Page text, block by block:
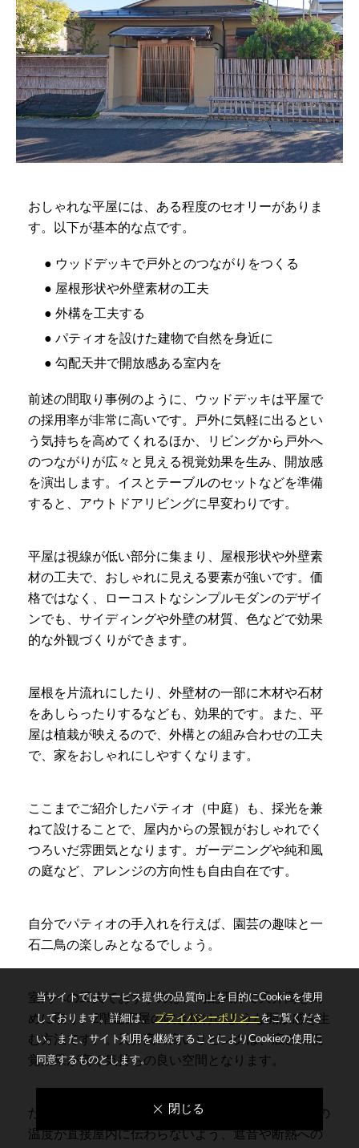
おしゃれな平屋には、ある程度のセオリーがありま
す。以下が基本的な点です。
● ウッドデッキで戸外とのつながりをつくる
● 屋根形状や外壁素材の工夫
● 外構を工夫する
● パティオを設けた建物で自然を身近に
● 勾配天井で開放感ある室内を
前述の間取り事例のように、ウッドデッキは平屋で
の採用率が非常に高いです。戸外に気軽に出るとい
う気持ちを高めてくれるほか、リビングから戸外へ
のつながりが広々と見える視覚効果を生み、開放感
を演出します。イスとテーブルのセットなどを準備
すると、アウトドアリビングに早変わりです。
平屋は視線が低い部分に集まり、屋根形状や外壁素
材の工夫で、おしゃれに見える要素が強いです。価
格ではなく、ローコストなシンプルモダンのデザイ
ンでも、サイディングや外壁の材質、色などで効果
的な外観づくりができます。
屋根を片流れにしたり、外壁材の一部に木材や石材
をあしらったりするなども、効果的です。また、平
屋は植栽が映えるので、外構との組み合わせの工夫
で、家をおしゃれにしやすくなります。
ここまでご紹介したパティオ（中庭）も、採光を兼
ねて設けることで、屋内からの景観がおしゃれでく
つろいだ雰囲気となります。ガーデニングや純和風
の庭など、アレンジの方向性も自由自在です。
自分でパティオの手入れを行えば、園芸の趣味と一
石二鳥の楽しみとなるでしょう。
室内への工夫でおすすめは、勾配天井で天井高を高
めに取り、2階建家屋の吹き抜けのような開放感を生
む方法です。。天井高の高いリビングは、広さの視
覚効果が高く気持ちの良い空間となります。
ただし、2階部分がないことで屋根からの音や外気の
温度が直接屋内に伝わらないよう、遮音や断熱への
当サイトではサービス提供の品質向上を⽬的にCookieを使⽤
しております。詳細は、プライバシーポリシーをご覧くださ
い。また、サイト利⽤を継続することによりCookieの使⽤に
同意するものとします。
閉じる